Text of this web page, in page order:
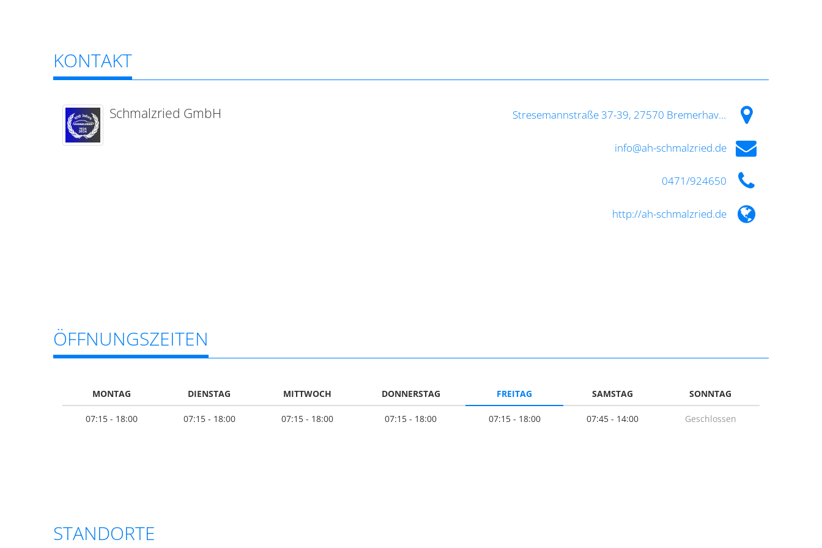
KONTAKT
Schmalzried GmbH Stresemannstraße 37-39, 27570 Bremerhaven, Deutschland
info@ah-schmalzried.de
0471/924650
http://ah-schmalzried.de
ÖFFNUNGSZEITEN
MONTAG DIENSTAG MITTWOCH DONNERSTAG FREITAG SAMSTAG SONNTAG
07:15 - 18:00 07:15 - 18:00 07:15 - 18:00 07:15 - 18:00 07:15 - 18:00 07:45 - 14:00 Geschlossen
STANDORTE